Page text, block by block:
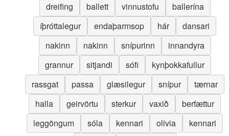
dreifing
ballett vinnustofu
ballerína
íþróttalegur
endaþarmsop hár
dansari
nakinn
nakinn snípurinn
innandyra
grannur
sitjandi sófi
kynþokkafullur
rassgat
passa glæsilegur snípur
tærnar
halla
geirvörtu sterkur vaxið
berfættur
leggöngum
sóla kennari olivia
kennari